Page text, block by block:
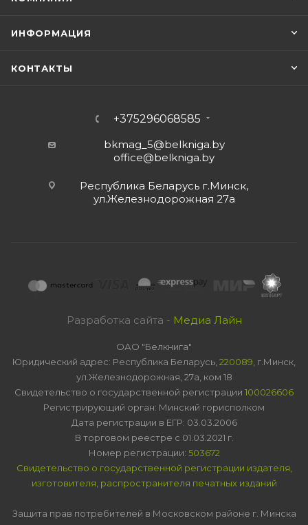
ИНФОРМАЦИЯ
КОНТАКТЫ
+375296068585
bkmag_5@belkniga.by
office@belkniga.by
Республика Беларусь г.Минск,
ул.Железнодорожная 27а
Разработка сайта - Медиа Лайн
ОАО "Белкнига"
Юридический адрес: Республика Беларусь, 220089 , г.Минск,
ул.Железнодорожная, 27а, ком 18
Свидетельство о государственной регистрации 100026606
Регистрирующий орган: Минский горисполком
Дата регистрации в ЕГР: 03.03.2006
В торговом реестре с 01.03.2021 г.
Номер регистрации: 503672
Свидетельство о государственной регистрации издателя,
изготовителя, распространителя печатных изданий
Защита прав потребителей в Московском районе г. Минска